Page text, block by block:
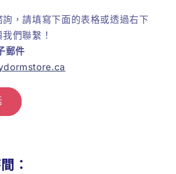
，請填寫下面的表格或透過右下
們聯繫！
郵件
：